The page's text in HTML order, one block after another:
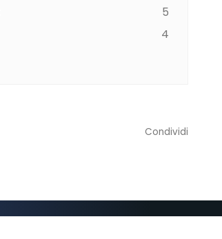
5
4
Condividi